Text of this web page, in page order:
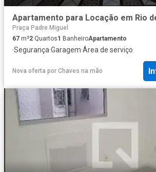
Praça Padre Miguel
67 m²2 Quartos1 BanheiroApartamento
·Segurança·Garagem·Área de serviço
Nova oferta por Chaves na mão